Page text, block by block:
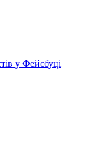
у Фейсбуці